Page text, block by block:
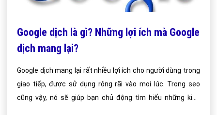
Google dịch là gì? Những lợi ích mà Google
dịch mang lại?
Google dịch mang lại rất nhiều lợi ích cho người dùng trong
giao tiếp, được sử dụng rộng rãi vào mọi lúc. Trong seo
cũng vậy, nó sẽ giúp bạn chủ động tìm hiểu những kiến